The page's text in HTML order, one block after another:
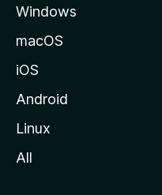
ί
τ
η
o
Windows
macOS
iOS
Android
Linux
All